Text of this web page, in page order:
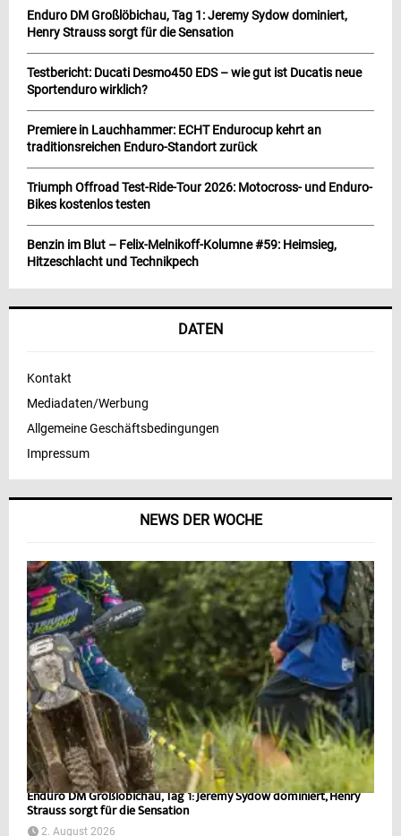
NEWS DER WOCHE
Enduro DM Großlöbichau, Tag 1: Jeremy Sydow dominiert, Henry
Strauss sorgt für die Sensation
2. August 2026
Enduro DM Großlöbichau, Tag 1: Jeremy Sydow dominiert,
Henry Strauss sorgt für die Sensation
Testbericht: Ducati Desmo450 EDS – wie gut ist Ducatis neue
Sportenduro wirklich?
Premiere in Lauchhammer: ECHT Endurocup kehrt an
traditionsreichen Enduro-Standort zurück
Triumph Offroad Test-Ride-Tour 2026: Motocross- und Enduro-
Bikes kostenlos testen
Benzin im Blut – Felix-Melnikoff-Kolumne #59: Heimsieg,
Hitzeschlacht und Technikpech
DATEN
Kontakt
Mediadaten/Werbung
Allgemeine Geschäftsbedingungen
Impressum